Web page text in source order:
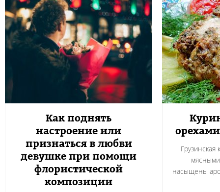
Как поднять
настроение или
признаться в любви
девушке при помощи
флористической
композиции
Грузинская
насыщены